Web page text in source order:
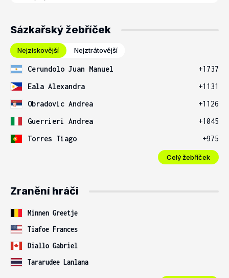
Sázkařský žebříček
Nejziskovější Nejztrátovější
Cerundolo Juan Manuel
+1737
Eala Alexandra
+1131
Obradovic Andrea
+1126
Guerrieri Andrea
+1045
Torres Tiago
+975
Celý žebříček
Zranění hráči
Minnen Greetje
Tiafoe Frances
Diallo Gabriel
Tararudee Lanlana